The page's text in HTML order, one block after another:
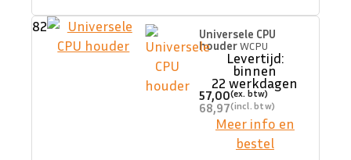
82
Universele CPU
houderWCPU
Levertijd:
binnen
22 werkdagen
57,00
68,97
Meer info en
bestel